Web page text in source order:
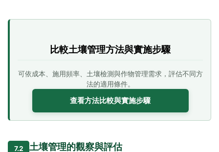
比較土壤管理方法與實施步驟
可依成本、施用頻率、土壤檢測與作物管理需求，評估不同方
法的適用條件。
查看方法比較與實施步驟
7.2 土壤管理的觀察與評估